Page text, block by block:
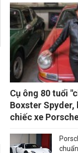
Cụ ông 80 tuổi
Boxster Spyder,
chiếc xe